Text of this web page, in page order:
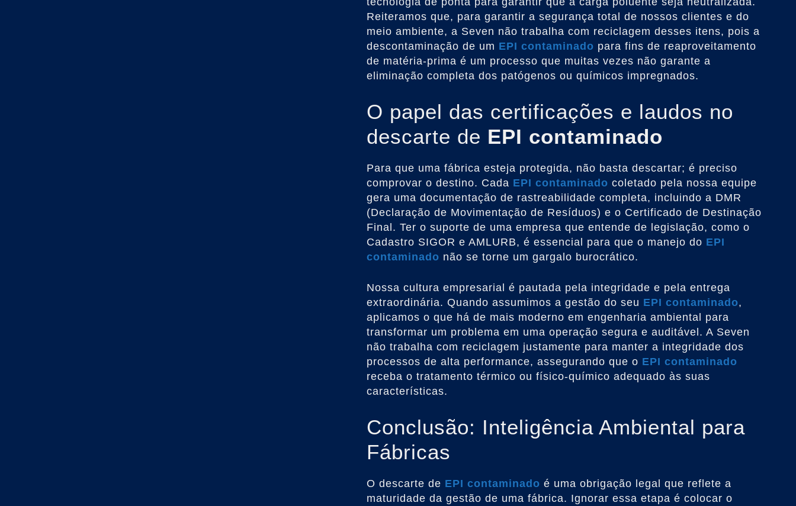
Reiteramos que, para garantir a segurança total de nossos clientes e do
meio ambiente, a Seven não trabalha com reciclagem desses itens, pois a
descontaminação de um EPI contaminado para fins de reaproveitamento
de matéria-prima é um processo que muitas vezes não garante a
eliminação completa dos patógenos ou químicos impregnados.
O papel das certificações e laudos no
descarte de EPI contaminado
Para que uma fábrica esteja protegida, não basta descartar; é preciso
comprovar o destino. Cada EPI contaminado coletado pela nossa equipe
gera uma documentação de rastreabilidade completa, incluindo a DMR
(Declaração de Movimentação de Resíduos) e o Certificado de Destinação
Final. Ter o suporte de uma empresa que entende de legislação, como o
Cadastro SIGOR e AMLURB, é essencial para que o manejo do EPI
contaminado não se torne um gargalo burocrático.
Nossa cultura empresarial é pautada pela integridade e pela entrega
extraordinária. Quando assumimos a gestão do seu EPI contaminado,
aplicamos o que há de mais moderno em engenharia ambiental para
transformar um problema em uma operação segura e auditável. A Seven
não trabalha com reciclagem justamente para manter a integridade dos
processos de alta performance, assegurando que o EPI contaminado
receba o tratamento térmico ou físico-químico adequado às suas
características.
Conclusão: Inteligência Ambiental para
Fábricas
O descarte de EPI contaminado é uma obrigação legal que reflete a
maturidade da gestão de uma fábrica. Ignorar essa etapa é colocar o